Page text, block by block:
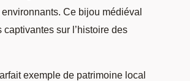
Ce bijou médiéval
sur l’histoire des
exemple de patrimoine local